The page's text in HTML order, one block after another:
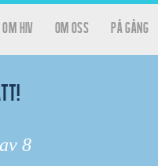
Om HIV Om oss På gång
8